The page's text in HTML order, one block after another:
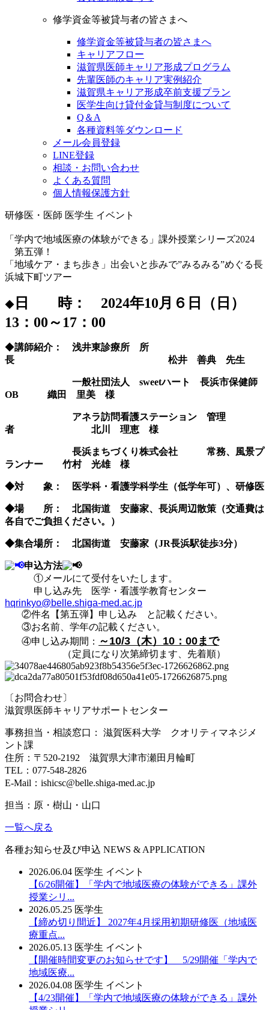
修学資金等被貸与者の皆さまへ
修学資金等被貸与者の皆さまへ
キャリアフロー
滋賀県医師キャリア形成プログラム
先輩医師のキャリア実例紹介
滋賀県キャリア形成卒前支援プラン
医学生向け貸付金貸与制度について
Q＆A
各種資料等ダウンロード
メール会員登録
LINE登録
相談・お問い合わせ
よくある質問
個人情報保護方針
研修医・医師 医学生 イベント
「学内で地域医療の体験ができる」課外授業シリーズ2024
第五弾！
「地域ケア・まち歩き」出会いと歩みで”みるみる”めぐる長
浜城下町ツアー
◆ 日 時： 2024年10月６日（日）
13：00～17：00
◆講師紹介： 浅井東診療所 所
長 松井 善典 先生
一般社団法人 sweetハート 長浜市保健師
OB 織田 里美 様
アネラ訪問看護ステーション 管理
者 北川 理恵 様
長浜まちづくり株式会社 常務、風景プ
ランナー 竹村 光雄 様
◆対 象： 医学科・看護学科学生（低学年可）、研修医
◆場 所： 北国街道 安藤家、長浜周辺散策 （交通費は
各自でご負担ください。）
◆集合場所： 北国街道 安藤家（JR長浜駅徒歩3分）
申込方法
①メールにて受付をいたします。
申し込み先 医学・看護学教育センター
hqrinkyo@belle.shiga-med.ac.jp
②件名【第五弾】申し込み と記載ください。
③お名前、学年の記載ください。
④申し込み期間： ～10/3（木）10：00まで
（定員になり次第締切ます、先着順）
〔お問合わせ〕
滋賀県医師キャリアサポートセンター
事務担当・相談窓口： 滋賀医科大学 クオリティマネジメ
ント課
住所：〒520-2192 滋賀県大津市瀬田月輪町
TEL：077-548-2826
E-Mail： ishicsc@belle.shiga-med.ac.jp
担当：原 ・樹山・山口
一覧へ戻る
各種お知らせ及び申込 NEWS & APPLICATION
2026.06.04 医学生 イベント
【6/26開催】「学内で地域医療の体験ができる」課外
授業シリ...
2026.05.25 医学生
【締め切り間近】 2027年4月採用初期研修医（地域医
療重点...
2026.05.13 医学生 イベント
【開催時間変更のお知らせです】 5/29開催「学内で
地域医療...
2026.04.08 医学生 イベント
【4/23開催】「学内で地域医療の体験ができる」課外